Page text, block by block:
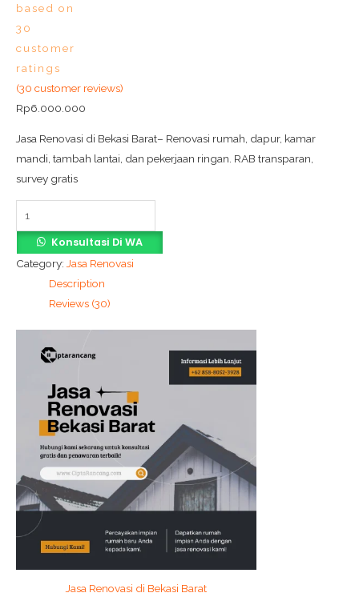
based on
30
customer
ratings
(30 customer reviews)
Rp6.000.000
Jasa Renovasi di Bekasi Barat– Renovasi rumah, dapur, kamar
mandi, tambah lantai, dan pekerjaan ringan. RAB transparan,
survey gratis
Konsultasi Di WA
Category: Jasa Renovasi
Description
Reviews (30)
Jasa Renovasi di Bekasi Barat